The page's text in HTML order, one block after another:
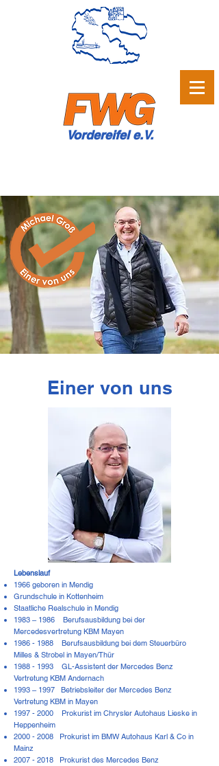
Vordereifel e.V.
Einer von uns
Lebenslauf
1966 geboren in Mendig
Grundschule in Kottenheim
Staatliche Realschule in Mendig
1983 – 1986 Berufsausbildung bei der
Mercedesvertretung KBM Mayen
1986 - 1988 Berufsausbildung bei dem Steuerbüro
Milles & Strobel in Mayen/Thür
1988 - 1993 GL-Assistent der Mercedes Benz
Vertretung KBM Andernach
1993 – 1997 Betriebsleiter der Mercedes Benz
Vertretung KBM in Mayen
1997 - 2000 Prokurist im Chrysler Autohaus Lieske in
Heppenheim
2000 - 2008 Prokurist im BMW Autohaus Karl & Co in
Mainz
2007 - 2018 Prokurist des Mercedes Benz